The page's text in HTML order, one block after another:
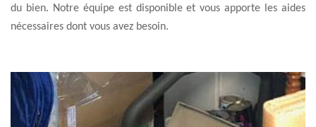
du bien. Notre équipe est disponible et vous apporte les aides
nécessaires dont vous avez besoin.